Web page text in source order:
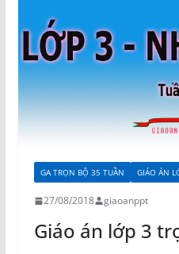
GA TRỌN BỘ 35 TUẦN GIÁO ÁN
27/08/2018 giaoanppt
Giáo án lớp 3